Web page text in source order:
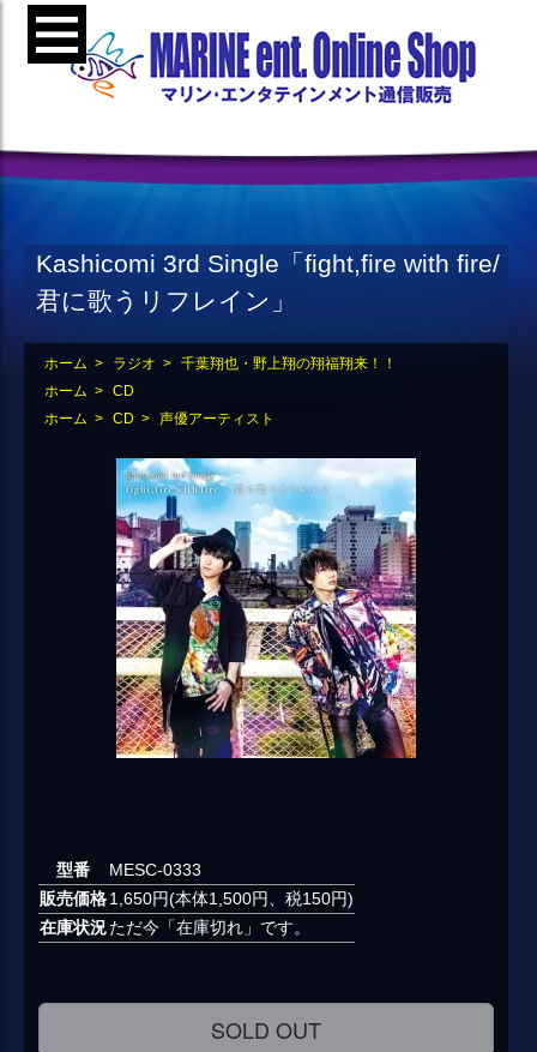
Kashicomi 3rd Single「fight,fire with fire/
君に歌うリフレイン」
ホーム > ラジオ > 千葉翔也・野上翔の翔福翔来！！
ホーム > CD
ホーム > CD > 声優アーティスト
型番
MESC-0333
販売価格1,650円(本体1,500円、税150円)
在庫状況ただ今「在庫切れ」です。
SOLD OUT